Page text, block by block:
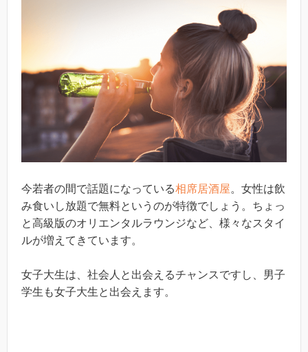
今若者の間で話題になっている相席居酒屋。女性は飲
み食いし放題で無料というのが特徴でしょう。ちょっ
と高級版のオリエンタルラウンジなど、様々なスタイ
ルが増えてきています。
女子大生は、社会人と出会えるチャンスですし、男子
学生も女子大生と出会えます。